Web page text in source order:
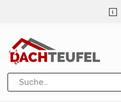
Dachrinne und Fallrohre
Werkzeuge und Löttechnik